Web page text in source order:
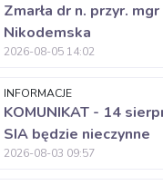
Zmarła dr n. przyr.
Nikodemska
2026-08-05 14:02
INFORMACJE
KOMUNIKAT - 14
SIA będzie nieczynne
2026-08-03 09:57